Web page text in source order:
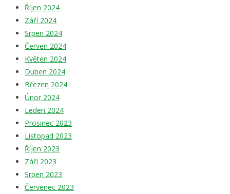
Říjen 2024
Září 2024
Srpen 2024
Červen 2024
Květen 2024
Duben 2024
Březen 2024
Únor 2024
Leden 2024
Prosinec 2023
Listopad 2023
Říjen 2023
Září 2023
Srpen 2023
Červenec 2023